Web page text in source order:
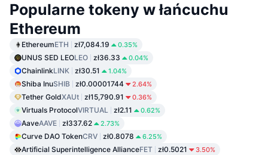
Popularne tokeny w łańcuchu
Ethereum
EthereumETH zł7,084.19 0.35%
UNUS SED LEOLEO zł36.33 0.04%
ChainlinkLINK zł30.51 1.04%
Shiba InuSHIB zł0.00001744 2.64%
Tether GoldXAUt zł15,790.91 0.36%
Virtuals ProtocolVIRTUAL zł2.11 0.62%
AaveAAVE zł337.62 2.73%
Curve DAO TokenCRV zł0.8078 6.25%
Artificial Superintelligence AllianceFET zł0.5021 3.50%